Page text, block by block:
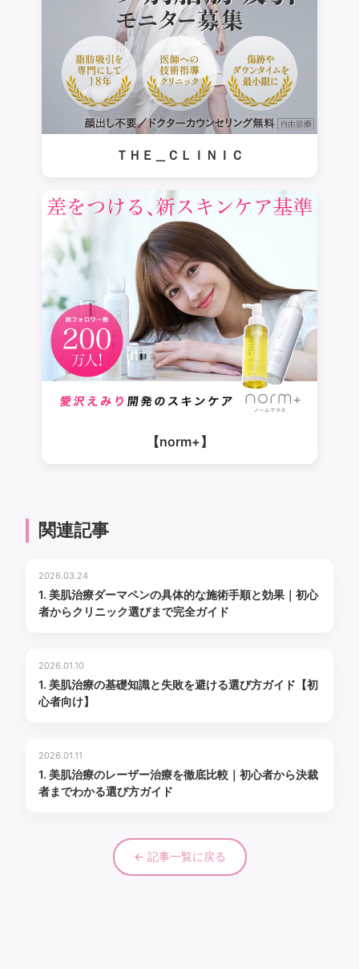
ＴＨＥ＿ＣＬＩＮＩＣ
【norm+】
関連記事
2026.03.24
1. 美肌治療ダーマペンの具体的な施術手順と効果｜初心
者からクリニック選びまで完全ガイド
2026.01.10
1. 美肌治療の基礎知識と失敗を避ける選び方ガイド【初
心者向け】
2026.01.11
1. 美肌治療のレーザー治療を徹底比較｜初心者から決裁
者までわかる選び方ガイド
← 記事一覧に戻る